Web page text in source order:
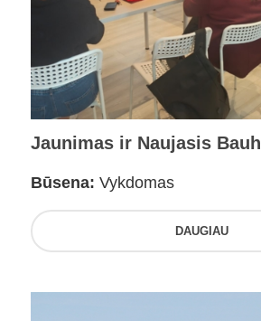
Jaunimas ir Naujasis
Būsena: Vykdomas
DAUGIAU